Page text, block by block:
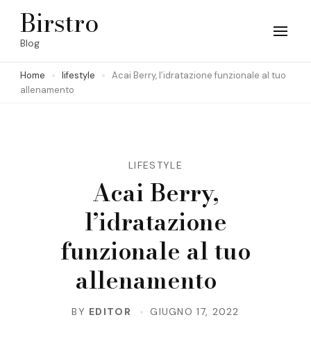
Skip
(Press
Birstro
Blog
Home lifestyle
Acai Berry, l’idratazione funzionale al tuo
allenamento
LIFESTYLE
Acai Berry,
l’idratazione
funzionale al tuo
allenamento
BY EDITOR GIUGNO 17, 2022